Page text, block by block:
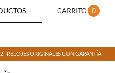
CARRITO 0
| RELOJES ORIGINALES CON GARANTÍA |